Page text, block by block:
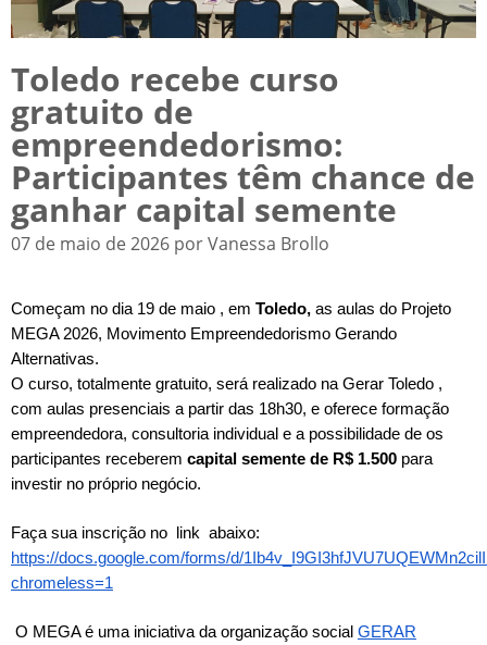
Toledo recebe curso
gratuito de
empreendedorismo:
Participantes têm chance de
ganhar capital semente
07 de maio de 2026 por Vanessa Brollo
Começam no dia 19 de maio , em Toledo, as aulas do Projeto
MEGA 2026, Movimento Empreendedorismo Gerando
Alternativas.
O curso, totalmente gratuito, será realizado na Gerar Toledo ,
com aulas presenciais a partir das 18h30, e oferece formação
empreendedora, consultoria individual e a possibilidade de os
participantes receberem capital semente de R$ 1.500 para
investir no próprio negócio.
Faça sua inscrição no link abaixo:
https://docs.google.com/forms/d/
chromeless=1
O MEGA é uma iniciativa da organização social GERAR